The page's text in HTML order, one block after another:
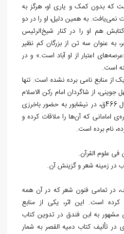
که بدون کمک و یاری او، هرگز به
نمییافت. به همین دلیل، او را در دو
هم او را در کنار شیخ‌‏الرئیس
به عنوان سه تن از بزرگان کم نظیر
های اعتبار از او آباد است.» و در
است.
از منابع نامی برده نشده است. تنها
از شاگردان امام رکن الاسلام
ابوالمعالی، که در شعبان سال 466ق، در نیشابور به حضور باخرزی
ی امامانی که آنها را ملاقات کرده و
نام برده است.
فی علوم القرآن.
در زمینه شعر و گزینش آن.
در تمامی فنون شعر که در آن همه
کرده است. این اثر، یکی از منابع
مشهور به ابن فندق در تدوین کتاب
در تألیف کتاب دمیه القصر به شمار